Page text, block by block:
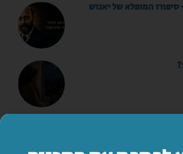
סיפורו המופלא של יאנוש